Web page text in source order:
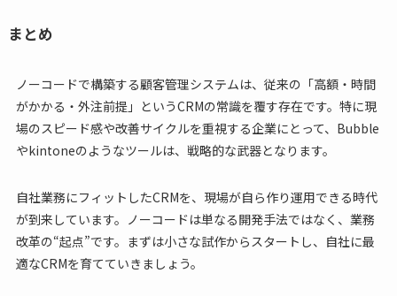
まとめ
ノーコードで構築する顧客管理システムは、従来の「高額・時間
がかかる・外注前提」というCRMの常識を覆す存在です。特に現
場のスピード感や改善サイクルを重視する企業にとって、Bubble
やkintoneのようなツールは、戦略的な武器となります。
自社業務にフィットしたCRMを、現場が自ら作り運用できる時代
が到来しています。ノーコードは単なる開発手法ではなく、業務
改革の“起点”です。まずは小さな試作からスタートし、自社に最
適なCRMを育てていきましょう。